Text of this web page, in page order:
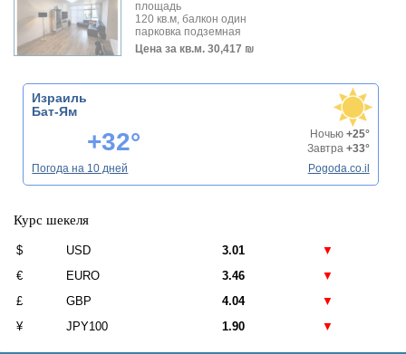
площадь
120 кв.м, балкон один
парковка подземная
Цена за кв.м. 30,417 ₪
Израиль
Бат-Ям
+32° Ночью +25°
Завтра +33°
Погода на 10 дней
Pogoda.co.il
Курс шекеля
$ USD 3.01
▼
€
EURO 3.46
▼
£
GBP 4.04
▼
¥
JPY100 1.90 ▼